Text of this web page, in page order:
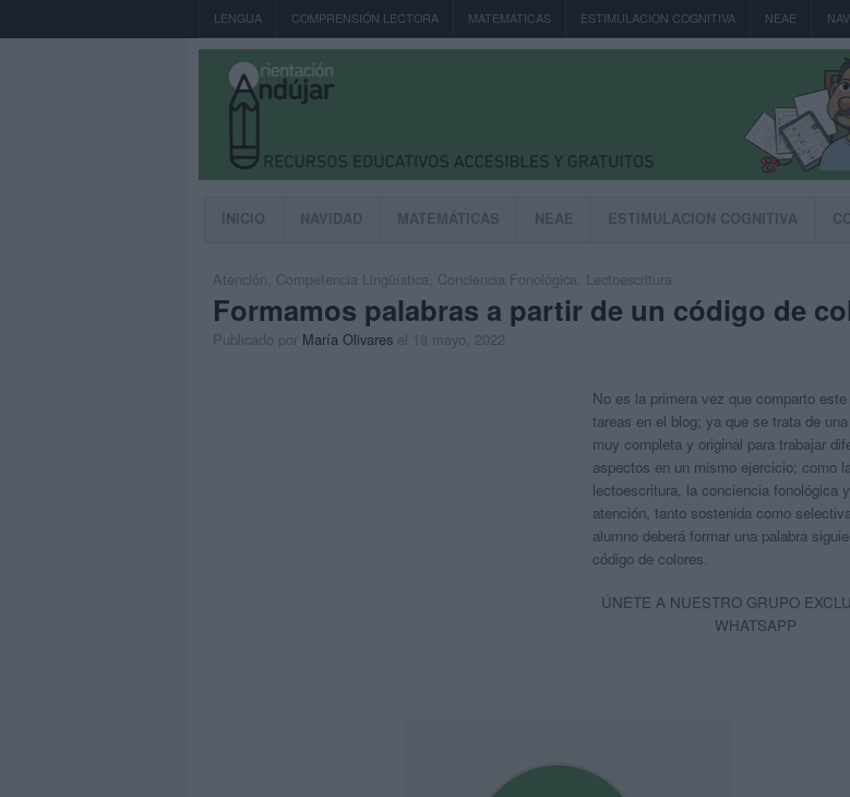
LENGUA COMPRENSIÓN LECTORA MATEMÁTICAS ESTIMULACION COGNITIVA NEAE
INICIO NAVIDAD MATEMÁTICAS NEAE ESTIMULACION COGNITIVA
Atención Competencia Lingüística Conciencia Fonológica Lectoescritura
Formamos palabras a partir de un código de
Publicado por María Olivares el 18 mayo, 2022
No es la primera vez que comparto
tareas en el blog; ya que se trata de
muy completa y original para trabajar
aspectos en un mismo ejercicio; como la
lectoescritura, la conciencia fonológica
atención, tanto sostenida como
alumno deberá formar una palabra
código de colores.
ÚNETE A NUESTRO GRUPO
WHATSAPP